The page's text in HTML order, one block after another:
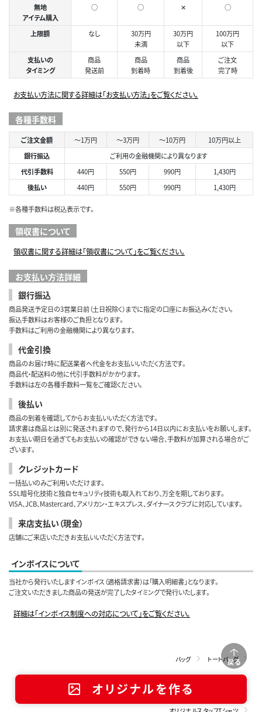
戻る
オリジナルを作る
無地
アイテム購入
○ ○ ✕ ○
上限額 なし
30万円
未満
30万円
以下
100万円
以下
支払いの
タイミング
商品
発送前
商品
到着時
商品
到着後
ご注文
完了時
お支払い方法に関する詳細は「お支払い方法」をご覧ください。
各種手数料
ご注文金額 ～1万円 ～3万円 ～10万円
10万円以上
銀行振込
ご利用の金融機関により異なります
代引手数料
440円 550円 990円
1,430円
後払い
440円 550円 990円 1,430円
※各種手数料は税込表示です。
領収書について
領収書に関する詳細は「領収書について」をご覧ください。
お支払い方法詳細
銀行振込
商品発送予定日の3営業日前（土日祝除く）までに指定の口座にお振込みください。
振込手数料はお客様のご負担となります。
手数料はご利用の金融機関により異なります。
代金引換
商品のお届け時に配送業者へ代金をお支払いいただく方法です。
商品代・配送料の他に代引手数料がかかります。
手数料は左の各種手数料一覧をご確認ください。
後払い
商品の到着を確認してからお支払いいただく方法です。
請求書は商品とは別に発送されますので、発行から14日以内にお支払いをお願いします。
お支払い期日を過ぎてもお支払いの確認ができない場合、手数料が加算される場合がご
ざいます。
クレジットカード
一括払いのみご利用いただけます。
SSL暗号化技術と独自セキュリティ技術も取入れており、万全を期しております。
VISA、JCB、Mastercard、アメリカン・エキスプレス、ダイナースクラブに対応しています。
来店支払い（現金）
店舗にご来店いただきお支払いいただく方法です。
インボイスについて
当社から発行いたしますインボイス（適格請求書）は「購入明細書」となります。
ご注文いただきました商品の発送が完了したタイミングで発行いたします。
詳細は「インボイス制度への対応について」をご覧ください。
バッグ トートバッグ
オリジナルスタッフウェア特集（展示会・商談会向け）